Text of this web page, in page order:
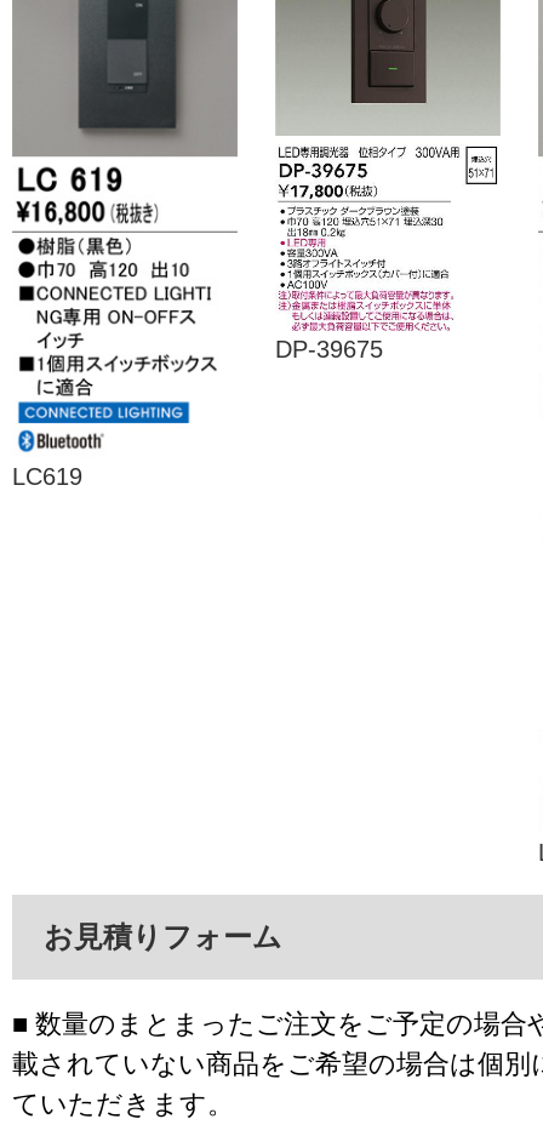
LC619
DP-39675
お見積りフォーム
■ 数量のまとまったご注文をご予定の場合
載されていない商品をご希望の場合は個別
ていただきます。